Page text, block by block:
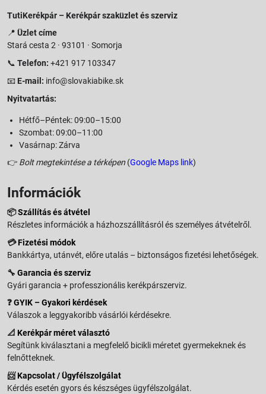
TutiKerékpár – Kerékpár szaküzlet és szerviz
📍 Üzlet címe
Stará cesta 2 · 93101 · Somorja
📞 Telefon: +421 917 103347
📧 E-mail: info@slovakiabike.sk
Nyitvatartás:
Hétfő–Péntek: 09:00–15:00
Szombat: 09:00–11:00
Vasárnap: Zárva
👉 Bolt megtekintése a térképen (Google Maps link)
Információk
📦Szállítás és átvétel
Részletes információk a házhozszállításról és személyes átvételről.
💳Fizetési módok
Bankkártya, utánvét, előre utalás – biztonságos fizetési lehetőségek.
🔧 Garancia és szerviz
Gyári garancia + professzionális kerékpárszerviz.
❓GYIK – Gyakori kérdések
Válaszok a leggyakoribb vásárlói kérdésekre.
📐 Kerékpár méret választó
Segítünk kiválasztani a megfelelő bicikli méretet gyermekeknek és
felnőtteknek.
📨Kapcsolat / Ügyfélszolgálat
Kérdés esetén gyors és készséges ügyfélszolgálat.